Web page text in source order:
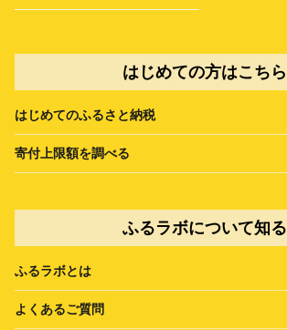
はじめての方はこちら
はじめてのふるさと納税
寄付上限額を調べる
ふるラボについて知る
ふるラボとは
よくあるご質問